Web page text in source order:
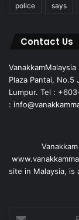
police says
Contact Us
Plaza Pantai, No.5
Lumpur. Tel :
:
site in Malaysia, is